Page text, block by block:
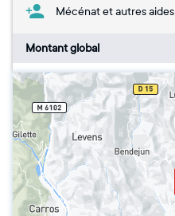
Mécénat et autres aides
Montant global